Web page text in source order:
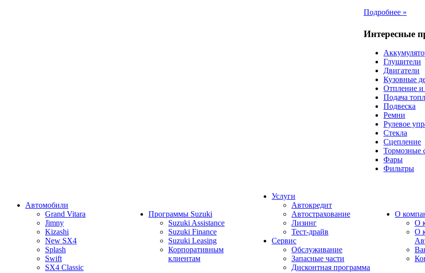
Подробнее »
Интересные
Глушители
Двигатели
Кузовные
Отпление и
Подача
Подвеска
Ремни
Рулевое
Стекла
Сцепление
Тормозные
Фары
Фильтры
Автомобили
Grand Vitara
Jimny
Kizashi
New SX4
Splash
Swift
SX4 Classic
Программы Suzuki
Suzuki Assistance
Suzuki Finance
Suzuki Leasing
Корпоративным
клиентам
Услуги
Автокредит
Автострахование
Лизинг
Тест-драйв
Сервис
Обслуживание
Запасные части
Дисконтная программа
О
О
О